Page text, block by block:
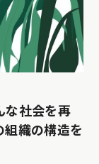
な社会を再
織の構造を